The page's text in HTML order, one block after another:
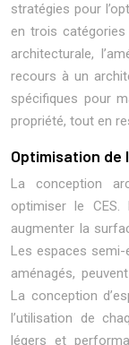
stratégies pour
en trois catégories
architecturale,
recours à un
spécifiques pour
propriété, tout en
Optimisation
La conception
optimiser le CES.
augmenter la
Les espaces
aménagés,
La conception
l’utilisation de
légers et